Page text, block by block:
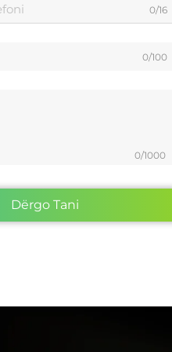
0/16
0/100
0/1000
Dërgo Tani